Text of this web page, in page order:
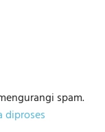
spam.
diproses